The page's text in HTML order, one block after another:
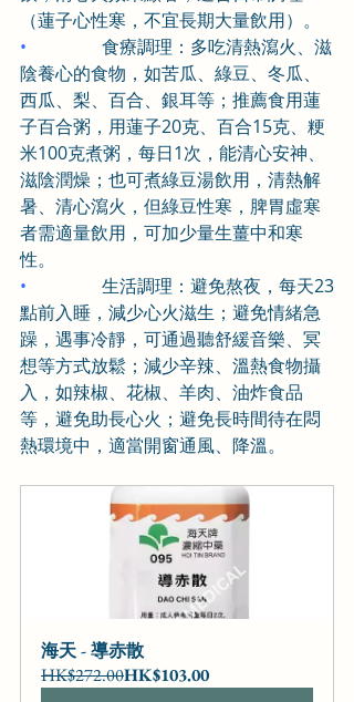
（蓮子心性寒，不宜長期大量飲用）。
• 食療調理：多吃清熱瀉火、滋
陰養心的食物，如苦瓜、綠豆、冬瓜、
西瓜、梨、百合、銀耳等；推薦食用蓮
子百合粥，用蓮子20克、百合15克、粳
米100克煮粥，每日1次，能清心安神、
滋陰潤燥；也可煮綠豆湯飲用，清熱解
暑、清心瀉火，但綠豆性寒，脾胃虛寒
者需適量飲用，可加少量生薑中和寒
性。
• 生活調理：避免熬夜，每天23
點前入睡，減少心火滋生；避免情緒急
躁，遇事冷靜，可通過聽舒緩音樂、冥
想等方式放鬆；減少辛辣、溫熱食物攝
入，如辣椒、花椒、羊肉、油炸食品
等，避免助長心火；避免長時間待在悶
熱環境中，適當開窗通風、降溫。
海天 - 導赤散
HK$272.00HK$103.00